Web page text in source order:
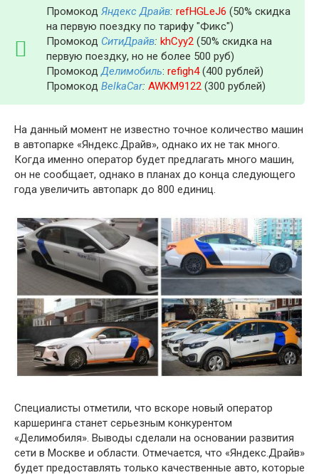
Промокод Яндекс Драйв: refHGLeJ6 (50% скидка
на первую поездку по тарифу "Фикс")
Промокод СитиДрайв: khCyy2 (50% скидка на
первую поездку, но не более 500 руб)
ПромокодДелимобиль: refigh4(400 рублей)
Промокод BelkaCar: AWKM9122 (300 рублей)
На данный момент не известно точное количество машин
в автопарке «Яндекс.Драйв», однако их не так много.
Когда именно оператор будет предлагать много машин,
он не сообщает, однако в планах до конца следующего
года увеличить автопарк до 800 единиц.
Специалисты отметили, что вскоре новый оператор
каршеринга станет серьезным конкурентом
«Делимобиля». Выводы сделали на основании развития
сети в Москве и области. Отмечается, что «Яндекс.Драйв»
будет предоставлять только качественные авто, которые